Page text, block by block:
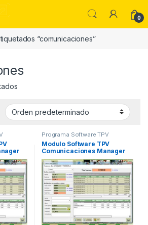
0
“comunicaciones”
Programa Software TPV
Modulo Software TPV
Comunicaciones Manager
para Establecimiento